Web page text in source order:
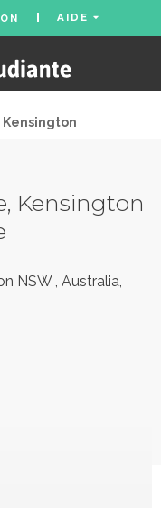
AIDE
Kensington
Kensington
NSW , Australia,